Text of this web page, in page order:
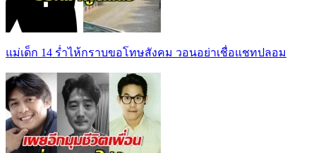
แม่เด็ก 14 ร่ำไห้กราบขอโทษสังคม วอนอย่าเชื่อแชทปลอม